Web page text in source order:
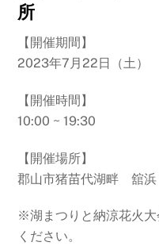
所
【開催期間】
2023年7月22日（土）
【開催時間】
10:00 ~ 19:30
【開催場所】
郡山市猪苗代湖畔 舘浜
※湖まつりと納涼花火
ください。